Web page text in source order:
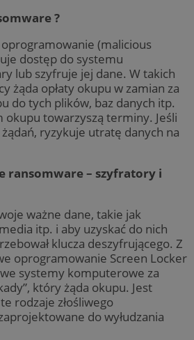
?
oprogramowanie (malicious
dostęp do systemu
lub szyfruje jej dane. W takich
żąda opłaty okupu w zamian za
do tych plików, baz danych itp.
okupu towarzyszą terminy. Jeśli
ryzykuje utratę danych na
ransomware – szyfratory i
ważne dane, takie jak
itp. i aby uzyskać do nich
klucza deszyfrującego. Z
oprogramowanie Screen Locker
systemy komputerowe za
który żąda okupu. Jest
rodzaje złośliwego
do wyłudzania